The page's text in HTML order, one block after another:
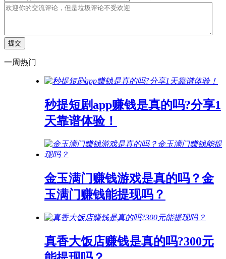
一周热门
秒提短剧app赚钱是真的吗?分享1
天靠谱体验！
金玉满门赚钱游戏是真的吗？金
玉满门赚钱能提现吗？
真香大饭店赚钱是真的吗?300元